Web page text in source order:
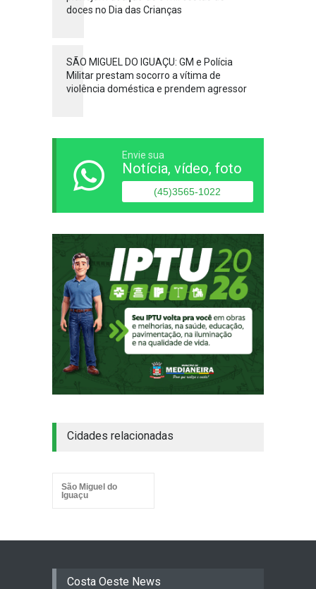
doces no Dia das Crianças
SÃO MIGUEL DO IGUAÇU: GM e Polícia
Militar prestam socorro a vítima de
violência doméstica e prendem agressor
Envie sua
Notícia, vídeo, foto
(45)3565-1022
Cidades relacionadas
São Miguel do
Iguaçu
Costa Oeste News